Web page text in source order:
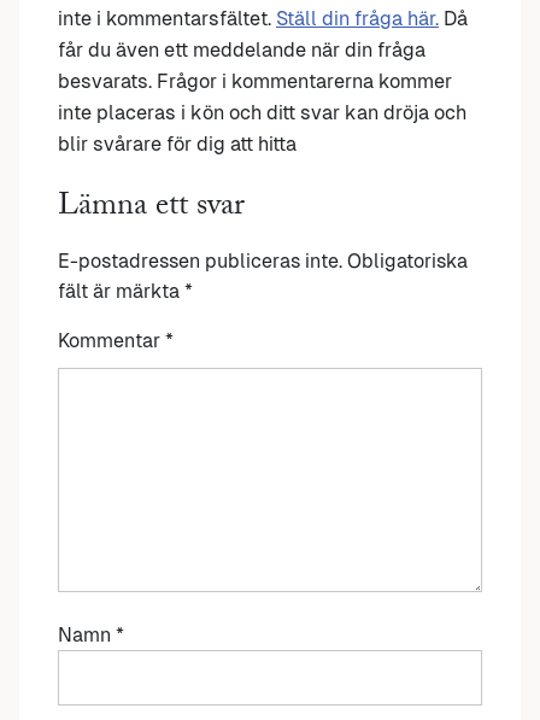
inte i kommentarsfältet. Ställ din fråga här. Då
får du även ett meddelande när din fråga
besvarats. Frågor i kommentarerna kommer
inte placeras i kön och ditt svar kan dröja och
blir svårare för dig att hitta
Lämna ett svar
E-postadressen publiceras inte. Obligatoriska
fält är märkta *
Kommentar *
Namn *